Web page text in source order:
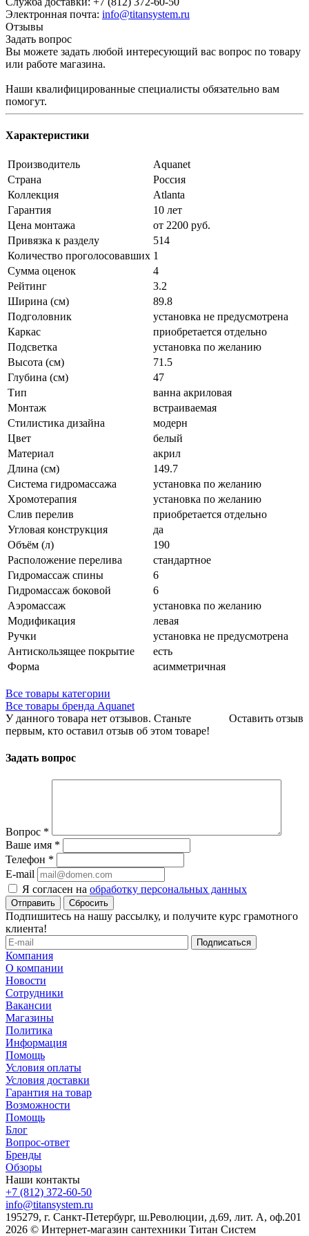
Электронная почта: info@titansystem.ru
Отзывы
Задать вопрос
Вы можете задать любой интересующий вас вопрос по товару
или работе магазина.
Наши квалифицированные специалисты обязательно вам
помогут.
Характеристики
Производитель
Aquanet
Страна
Россия
Коллекция
Atlanta
Гарантия
10 лет
Цена монтажа
от 2200 руб.
Привязка к разделу
514
Количество проголосовавших 1
Сумма оценок
4
Рейтинг
3.2
Ширина (см)
89.8
Подголовник
установка не предусмотрена
Каркас
приобретается отдельно
Подсветка
установка по желанию
Высота (см)
71.5
Глубина (см)
47
Тип
ванна акриловая
Монтаж
встраиваемая
Стилистика дизайна
модерн
Цвет
белый
Материал
акрил
Длина (см)
149.7
Система гидромассажа
установка по желанию
Хромотерапия
установка по желанию
Слив перелив
приобретается отдельно
Угловая конструкция
да
Объём (л)
190
Расположение перелива
стандартное
Гидромассаж спины
6
Гидромассаж боковой
6
Аэромассаж
установка по желанию
Модификация
левая
Ручки
установка не предусмотрена
Антискользящее покрытие
есть
Форма
асимметричная
Все товары категории
Все товары бренда Aquanet
Оставить отзыв
У данного товара нет отзывов. Станьте
первым, кто оставил отзыв об этом товаре!
Задать вопрос
Вопрос *
Ваше имя *
Телефон *
E-mail
Я согласен на обработку персональных данных
Сбросить
Подпишитесь на нашу рассылку, и получите курс грамотного
клиента!
Компания
О компании
Новости
Сотрудники
Вакансии
Магазины
Политика
Информация
Помощь
Условия оплаты
Условия доставки
Гарантия на товар
Возможности
Помощь
Блог
Вопрос-ответ
Бренды
Обзоры
Наши контакты
+7 (812) 372-60-50
info@titansystem.ru
195279, г. Санкт-Петербург, ш.Революции, д.69, лит. А, оф.201
2026 © Интернет-магазин сантехники Титан Систем